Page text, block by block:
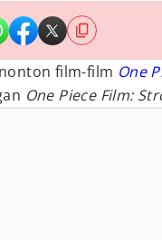
film-film One
One Piece Film: